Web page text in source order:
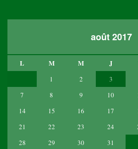
août 2017
L M M J
1 2 3
7
8 9 10
14
15 16 17
21
22 23 24
28
29 30
31